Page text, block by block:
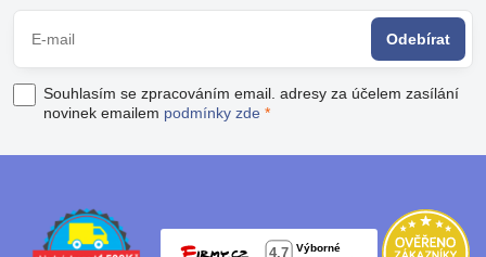
Odebírat
Souhlasím se zpracováním email. adresy za účelem zasílání
novinek emailem podmínky zde *